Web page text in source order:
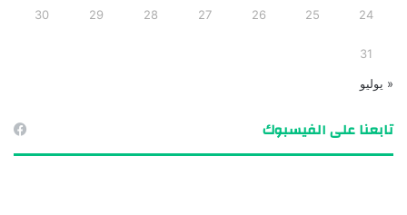
24
25
26
27
28
29
30
31
« يوليو
تابعنا على الفيسبوك